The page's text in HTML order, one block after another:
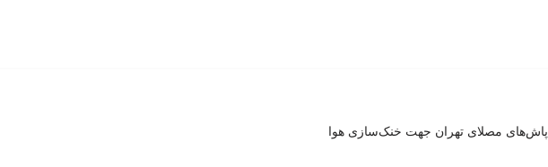
مصلای تهران جهت خنک‌سازی هوا